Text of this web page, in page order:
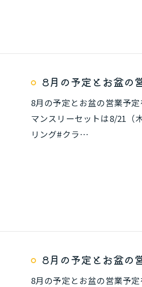
8月の予定とお盆の
8月の予定とお盆の営業予
マンスリーセットは8/21（
リング#クラ…
8月の予定とお盆の
8月の予定とお盆の営業予